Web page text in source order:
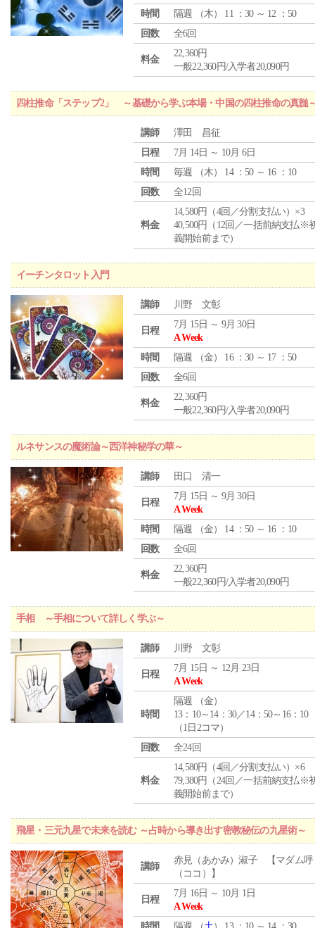
時間
隔週 （木） 11 ：30 ～ 12 ：50
回数
全6回
料金
22,360円
一般22,360円/入学者20,090円
四柱推命「ステップ2」 ～基礎から学ぶ本場・中国の四柱推命の真髄
講師
澤田 昌征
日程
7月 14日 ～ 10月 6日
時間
毎週 （木） 14 ：50 ～ 16 ：10
回数
全12回
料金
14,580円（4回／分割支払い）×3
40,500円（12回／一括前納支払※
義開始前まで）
イーチンタロット入門
講師 川野 文彰
日程
7月 15日 ～ 9月 30日
A Week
時間
隔週 （金） 16 ：30 ～ 17 ：50
回数
全6回
料金
22,360円
一般22,360円/入学者20,090円
ルネサンスの魔術論～西洋神秘学の華～
講師 田口 清一
日程
7月 15日 ～ 9月 30日
A Week
時間
隔週 （金） 14 ：50 ～ 16 ：10
回数
全6回
料金
22,360円
一般22,360円/入学者20,090円
手相 ～手相について詳しく学ぶ～
講師 川野 文彰
日程
7月 15日 ～ 12月 23日
A Week
時間
隔週 （金）
13：10～14：30／14：50～16：10
（1日2コマ）
回数
全24回
料金
14,580円（4回／分割支払い）×6
79,380円（24回／一括前納支払※
義開始前まで）
飛星・三元九星で未来を読む ～占時から導き出す密教秘伝の九星術～
講師
赤見（あかみ）淑子 【マダム呼
（ココ）】
日程
7月 16日 ～ 10月 1日
A Week